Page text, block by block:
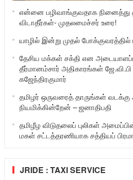
என்னை பழிவாங்குவதாக நினைத்து
விடாதீர்கள்- முதலமைச்சர் உரை!
யாழில் இன்று முதல் போக்குவரத்தில்
தேசிய மக்கள் சக்தி என
தீர்மானம்சார் அதிகாரங்கள்
கஜேந்திரகுமார்
தமிழர் ஒருவரைத் தாருங்கள்
நியமிக்கின்றேன் – ஜனாதிபதி
தமிழீழ விடுதலைப் புலிகள்
மகள் சட்டத்தரணியாக சத்தியப்
JRIDE : TAXI SERVICE